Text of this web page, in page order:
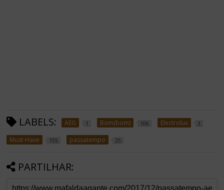
LABELS: AEG 1 Bom(bom) 106 Electrolux 3
Must-Have 155 passatempo 25
PARTILHAR: